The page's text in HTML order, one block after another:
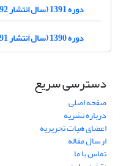
دوره 1391 (سال انتشار 1392)
دوره 1390 (سال انتشار 1391)
دسترسی سریع
صفحه اصلی
درباره نشریه
اعضای هیات تحریریه
ارسال مقاله
تماس با ما